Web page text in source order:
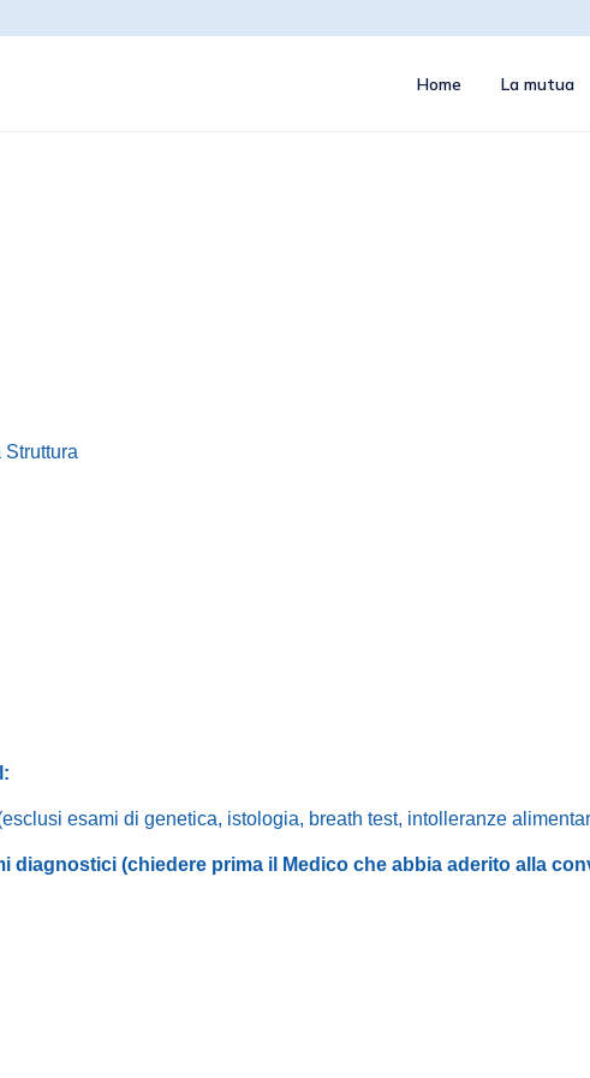
Home La mutua
esami di genetica, istologia, breath test, intolleranze
diagnostici (chiedere prima il Medico che abbia aderito alla